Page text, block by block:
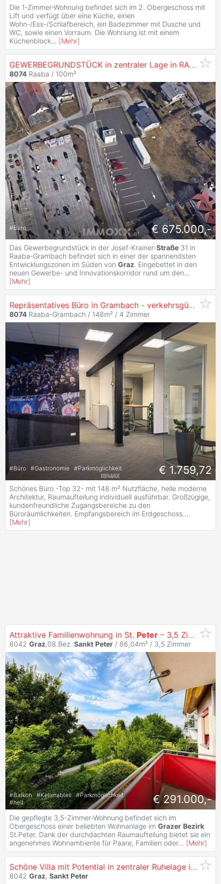
Die 1-Zimmer-Wohnung befindet sich im 2. Obergeschoss mit
Lift und verfügt über eine Küche, einen
Wohn-/Ess-/Schlafbereich, ein Badezimmer mit Dusche und
WC, sowie einen Vorraum. Die Wohnung ist mit einem
Küchenblock... [Mehr]
GEWERBEGRUNDSTÜCK in zentraler Lage in RAABA-GRAMBACH
8074 Raaba / 100m²
#Büro € 675.000,-
Das Gewerbegrundstück in der Josef-Krainer-Straße 31 in
Raaba-Grambach befindet sich in einer der spannendsten
Entwicklungszonen im Süden von Graz. Eingebettet in den
neuen Gewerbe- und Innovationskorridor rund um den...
[Mehr]
Repräsentatives Büro in Grambach - verkehrsgünstige Lage nahe Autobahn
8074 Raaba-Grambach / 148m² / 4 Zimmer
#Büro #Gastronomie #Parkmöglichkeit € 1.759,72
Schönes Büro -Top 32- mit 148 m² Nutzfläche, helle moderne
Architektur, Raumaufteilung individuell ausführbar. Großzügige,
kundenfreundliche Zugangsbereiche zu den
Büroräumlichkeiten. Empfangsbereich im Erdgeschoss....
[Mehr]
Attraktive Familienwohnung in St. Peter – 3,5 Zimmer, Balkon & TG-Stellplatz
8042 Graz,08.Bez.:Sankt Peter / 86,04m² / 3,5 Zimmer
#Balkon #Kellerabteil #Parkmöglichkeit
#hell € 291.000,-
Die gepflegte 3,5-Zimmer-Wohnung befindet sich im
Obergeschoss einer beliebten Wohnanlage im Grazer Bezirk
St.Peter. Dank der durchdachten Raumaufteilung bietet sie ein
angenehmes Wohnambiente für Paare, Familien oder... [Mehr]
Schöne Villa mit Potential in zentraler Ruhelage in Graz
8042 Graz, Sankt Peter